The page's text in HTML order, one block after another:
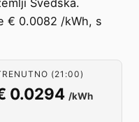
Švedska.
€ 0.0082 /kWh, s
(21:00)
0.0294 /kWh